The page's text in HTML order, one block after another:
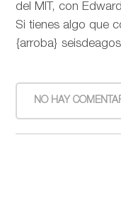
del MIT, con
Si tienes algo que
{arroba}
NO HAY